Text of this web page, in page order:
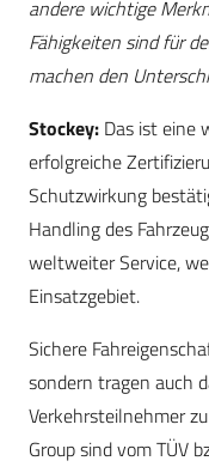
andere wichtige
Fähigkeiten sind für
machen den
Stockey: Das ist eine
erfolgreiche
Schutzwirkung
Handling des
weltweiter Service,
Einsatzgebiet.
Sichere
sondern tragen auch
Verkehrsteilnehmer
Group sind vom TÜV